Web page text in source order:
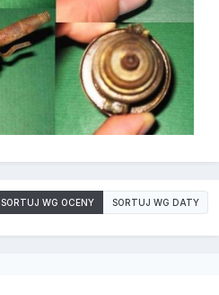
SORTUJ WG OCENY SORTUJ WG DATY